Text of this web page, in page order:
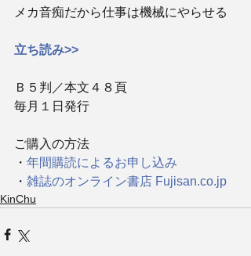
メカ音痴だから仕事は機械にやらせる
立ち読み>>
Ｂ５判／本文４８頁
毎月１日発行
ご購入の方法
・ 年間購読によるお申し込み
・ 雑誌のオンライン書店 Fujisan.co.jp
KinChu